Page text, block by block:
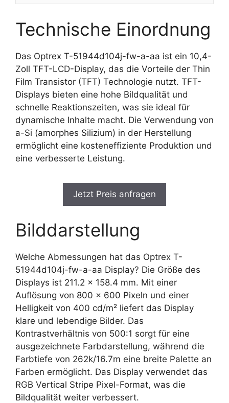
Technische Einordnung
Das Optrex T-51944d104j-fw-a-aa ist ein 10,4-
Zoll TFT-LCD-Display, das die Vorteile der Thin
Film Transistor (TFT) Technologie nutzt. TFT-
Displays bieten eine hohe Bildqualität und
schnelle Reaktionszeiten, was sie ideal für
dynamische Inhalte macht. Die Verwendung von
a-Si (amorphes Silizium) in der Herstellung
ermöglicht eine kosteneffiziente Produktion und
eine verbesserte Leistung.
Jetzt Preis anfragen
Bilddarstellung
Welche Abmessungen hat das Optrex T-
51944d104j-fw-a-aa Display? Die Größe des
Displays ist 211.2 x 158.4 mm. Mit einer
Auflösung von 800 x 600 Pixeln und einer
Helligkeit von 400 cd/m² liefert das Display
klare und lebendige Bilder. Das
Kontrastverhältnis von 500:1 sorgt für eine
ausgezeichnete Farbdarstellung, während die
Farbtiefe von 262k/16.7m eine breite Palette an
Farben ermöglicht. Das Display verwendet das
RGB Vertical Stripe Pixel-Format, was die
Bildqualität weiter verbessert.